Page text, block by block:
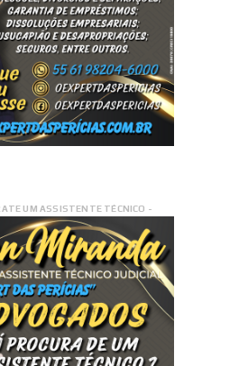
UM ASSISTENTE TÉCNICO -